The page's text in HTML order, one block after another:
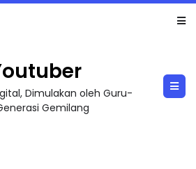
Dimulakan oleh Guru-
Gemilang